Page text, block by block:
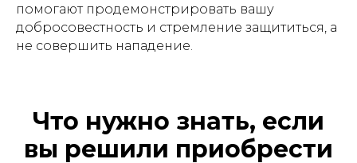
помогают продемонстрировать вашу
добросовестность и стремление защититься, а
не совершить нападение.
Что нужно знать, если
вы решили приобрести